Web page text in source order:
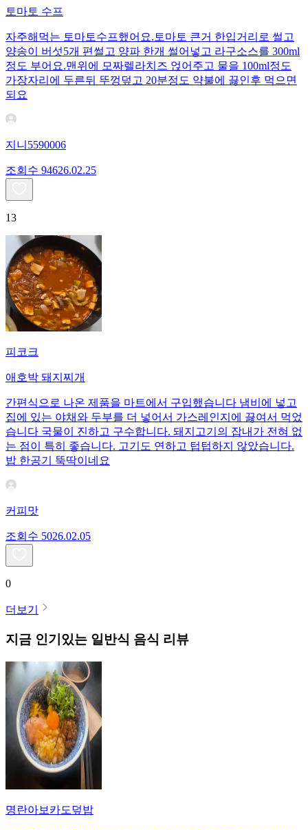
토마토 수프
자주해먹는 토마토수프했어요.토마토 큰거 한입거리로 썰고
양송이 버섯5개 편썰고 양파 한개 썰어넣고 라구소스를 300ml
정도 부어요.맨위에 모짜렐라치즈 얹어주고 물을 100ml정도
가장자리에 두른뒤 뚜껑덮고 20분정도 약불에 끓인후 먹으면
되요
지니5590006
조회수 94626.02.25
13
피코크
애호박 돼지찌개
간편식으로 나온 제품을 마트에서 구입했습니다 냄비에 넣고
집에 있는 야채와 두부를 더 넣어서 가스레인지에 끓여서 먹었
습니다 국물이 진하고 구수합니다. 돼지고기의 잡내가 전혀 없
는 점이 특히 좋습니다. 고기도 연하고 텁텁하지 않았습니다.
밥 한공기 뚝딱이네요
커피맛
조회수 5026.02.05
0
더보기
지금 인기있는 일반식 음식 리뷰
명란아보카도덮밥